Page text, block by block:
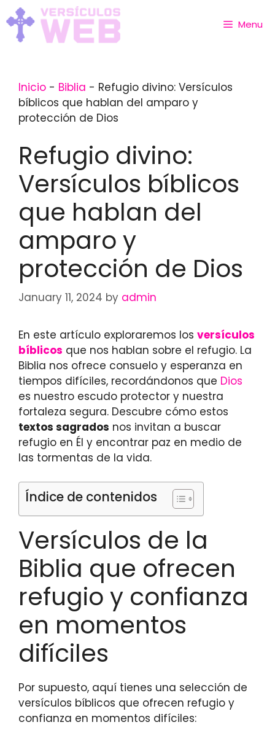
Skip
to
content
Menu
Inicio - Biblia - Refugio divino: Versículos
bíblicos que hablan del amparo y
protección de Dios
Refugio divino:
Versículos bíblicos
que hablan del
amparo y
protección de Dios
January 11, 2024 by admin
En este artículo exploraremos los versículos
bíblicos que nos hablan sobre el refugio. La
Biblia nos ofrece consuelo y esperanza en
tiempos difíciles, recordándonos que Dios
es nuestro escudo protector y nuestra
fortaleza segura. Descubre cómo estos
textos sagrados nos invitan a buscar
refugio en Él y encontrar paz en medio de
las tormentas de la vida.
Índice de contenidos
Versículos de la
Biblia que ofrecen
refugio y confianza
en momentos
difíciles
Por supuesto, aquí tienes una selección de
versículos bíblicos que ofrecen refugio y
confianza en momentos difíciles: